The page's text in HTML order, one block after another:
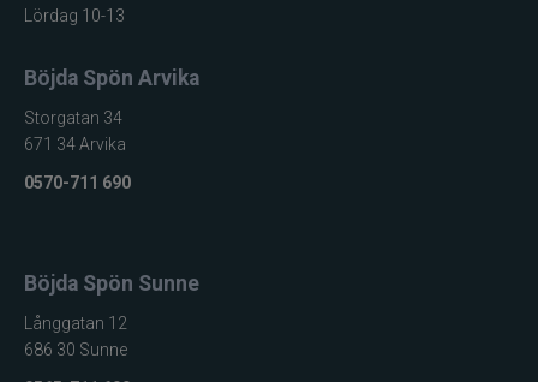
Lördag 10-13
Böjda Spön Arvika
Storgatan 34
671 34 Arvika
0570-711 690
Böjda Spön Sunne
Långgatan 12
686 30 Sunne